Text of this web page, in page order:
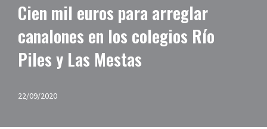
Cien mil euros para arreglar
canalones en los colegios Río
Piles y Las Mestas
22/09/2020